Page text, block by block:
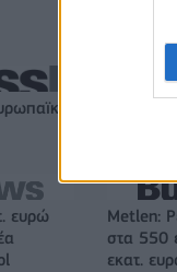
με αντίπαλο
ευρώ
Metlen:
στα 550
εκατ.